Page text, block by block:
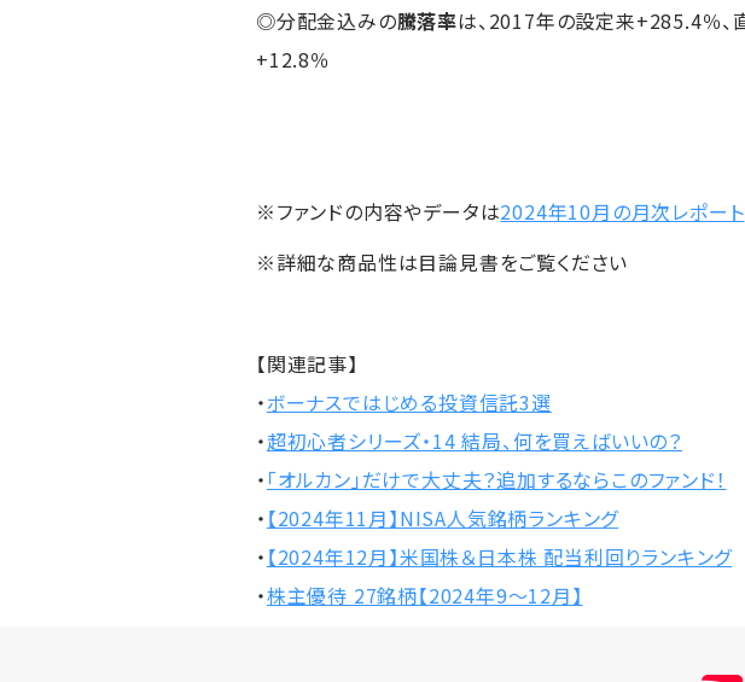
◎分配金込みの騰落率は、2017年の設定来+285.4％
+12.8％
※ファンドの内容やデータは2024年10月の月次レポート
※詳細な商品性は目論見書をご覧ください
【関連記事】
・ボーナスではじめる投資信託3選
・超初心者シリーズ・14 結局、何を買えばいいの？
・ 「オルカン」だけで大丈夫？追加するならこのファンド！
・ 【2024年11月】NISA人気銘柄ランキング
・ 【2024年12月】米国株＆日本株 配当利回りランキング
・株主優待 27銘柄【2024年9～12月】